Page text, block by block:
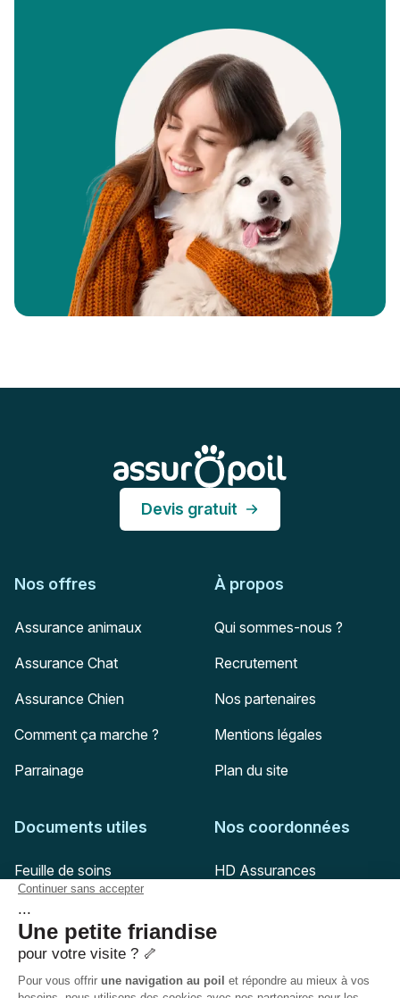
Devis gratuit
Nos offres
Assurance animaux
Assurance Chat
Assurance Chien
Comment ça marche ?
Parrainage
À propos
Qui sommes-nous ?
Recrutement
Nos partenaires
Mentions légales
Plan du site
Documents utiles
Feuille de soins
Politique de confidentialité
Politique des Cookies
Nos coordonnées
Adresse postale
HD Assurances
Tel :01 77 94 89 02